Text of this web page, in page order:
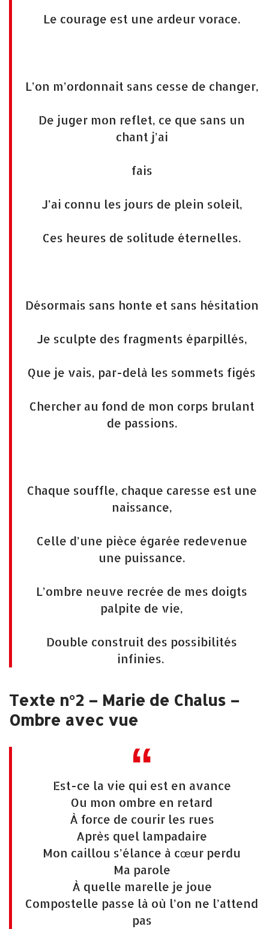
Le courage est une ardeur vorace.
L’on m’ordonnait sans cesse de changer,
De juger mon reflet, ce que sans un
chant j’ai
fais
J’ai connu les jours de plein soleil,
Ces heures de solitude éternelles.
Désormais sans honte et sans hésitation
Je sculpte des fragments éparpillés,
Que je vais, par-delà les sommets figés
Chercher au fond de mon corps brulant
de passions.
Chaque souffle, chaque caresse est une
naissance,
Celle d’une pièce égarée redevenue
une puissance.
L’ombre neuve recrée de mes doigts
palpite de vie,
Double construit des possibilités
infinies.
Texte n°2 – Marie de Chalus –
Ombre avec vue
Est-ce la vie qui est en avance
Ou mon ombre en retard
À force de courir les rues
Après quel lampadaire
Mon caillou s’élance à cœur perdu
Ma parole
À quelle marelle je joue
Compostelle passe là où l’on ne l’attend
pas